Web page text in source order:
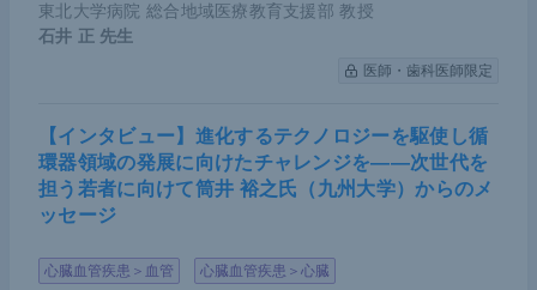
東北大学病院 総合地域医療教育支援部 教授
石井 正 先生
医師・歯科医師限定
【インタビュー】進化するテクノロジーを駆使し循
環器領域の発展に向けたチャレンジを――次世代を
担う若者に向けて筒井 裕之氏（九州大学）からのメ
ッセージ
心臓血管疾患＞血管 心臓血管疾患＞心臓